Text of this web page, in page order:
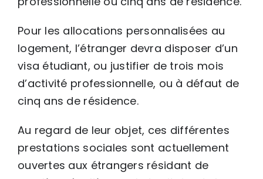
Pour les allocations personnalisées au
logement, l’étranger devra disposer d’un
visa étudiant, ou justifier de trois mois
d’activité professionnelle, ou à défaut de
cinq ans de résidence.
Au regard de leur objet, ces différentes
prestations sociales sont actuellement
ouvertes aux étrangers résidant de